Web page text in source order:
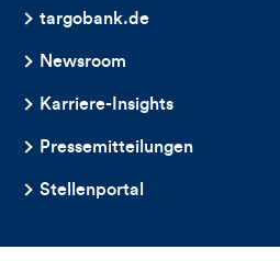
targobank.de
Newsroom
Karriere-Insights
Pressemitteilungen
Stellenportal